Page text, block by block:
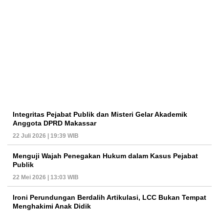
Integritas Pejabat Publik dan Misteri Gelar Akademik
Anggota DPRD Makassar
22 Juli 2026 | 19:39 WIB
Menguji Wajah Penegakan Hukum dalam Kasus Pejabat
Publik
22 Mei 2026 | 13:03 WIB
Ironi Perundungan Berdalih Artikulasi, LCC Bukan Tempat
Menghakimi Anak Didik